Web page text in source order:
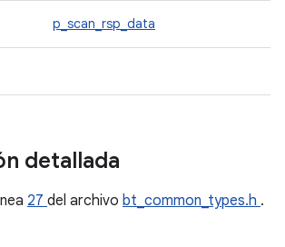
p_scan_rsp_data
detallada
27 del archivo bt_common_types.h .